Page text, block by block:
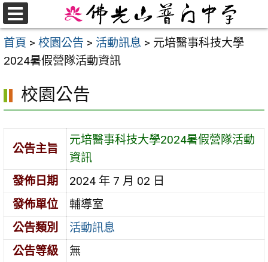
跳
至
主
要
首頁 > 校園公告 > 活動訊息 > 元培醫事科技大學
2024暑假營隊活動資訊
校園公告
公告主旨
元培醫事科技大學2024暑假營隊活動
資訊
發佈日期
2024 年 7 月 02 日
發佈單位
輔導室
公告類別
活動訊息
公告等級
無
選
單